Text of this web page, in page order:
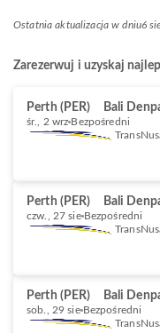
Ostatnia aktualizacja w dniu6
Zarezerwuj i uzyskaj
Perth (PER) Bali
śr., 2 wrz Bezpośredni
Perth (PER) Bali
czw., 27 sie Bezpośredni
Perth (PER) Bali
sob., 29 sie Bezpośredni